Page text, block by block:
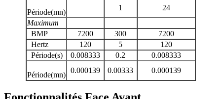
Période(mn)
1
24
Maximum
BMP
7200 300
7200
Hertz
120 5
120
Période(s)
0.008333 0.2 0.008333
Période(mn)
0.000139 0.00333 0.000139